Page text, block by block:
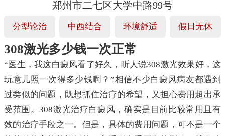
郑州市二七区大学中路99号
分型论治 中西结合 环境舒适 假日无休
308激光多少钱一次正常
“医生，我这白癜风看了好久，听人说308激光效果好，这
玩意儿照一次得多少钱啊？”相信不少白癜风病友都遇到
过类似的问题，既想抓住治疗的希望，又担心费用超出承
受范围。308激光治疗白癜风，确实是目前比较常用且有
效的治疗手段之一。但是，具体的费用问题，可不是一个